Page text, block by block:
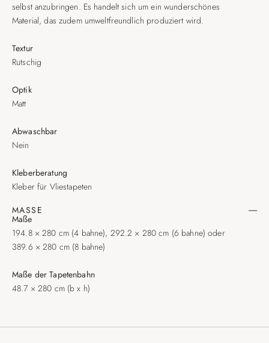
selbst anzubringen. Es handelt sich um ein wunderschönes
Material, das zudem umweltfreundlich produziert wird.
Textur
Rutschig
Optik
Matt
Abwaschbar
Nein
Kleberberatung
Kleber für Vliestapeten
MASSE
Maße
194.8 × 280 cm (4 bahne), 292.2 × 280 cm (6 bahne) oder
389.6 × 280 cm (8 bahne)
Maße der Tapetenbahn
48.7 × 280 cm (b x h)